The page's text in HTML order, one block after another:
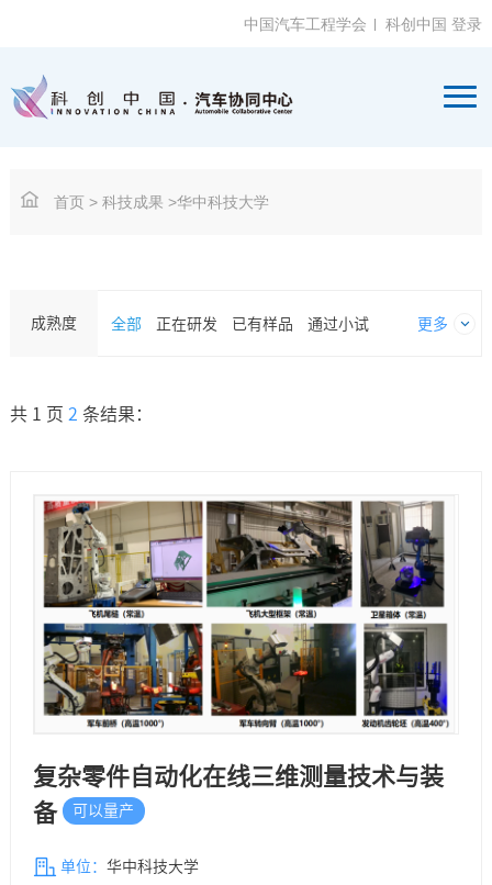
中国汽车工程学会 科创中国 登录
首页> 科技成果 >华中科技大学
成熟度 全部 正在研发 已有样品 通过小试 更多
共 1 页 2 条结果：
复杂零件自动化在线三维测量技术与装
备
可以量产
单位： 华中科技大学